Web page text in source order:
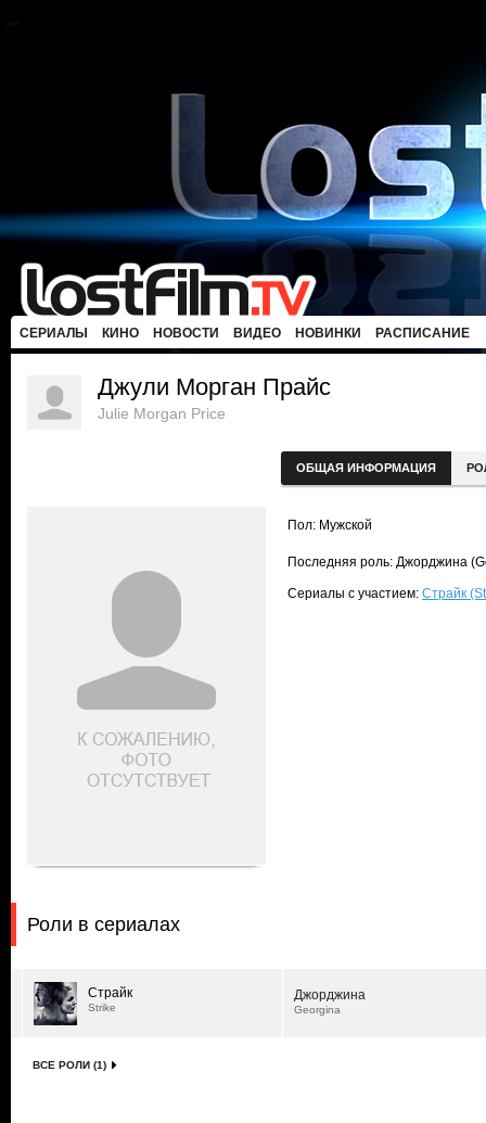
СЕРИАЛЫ КИНО НОВОСТИ ВИДЕО НОВИНКИ РАСПИСАНИЕ
Джули Морган Прайс
Julie Morgan Price
ОБЩАЯ ИНФОРМАЦИЯ
Пол: Мужской
Последняя роль: Джорджина
Сериалы с участием: Страйк
Роли в сериалах
Страйк
Strike
Джорджина
Georgina
ВСЕ РОЛИ (1)